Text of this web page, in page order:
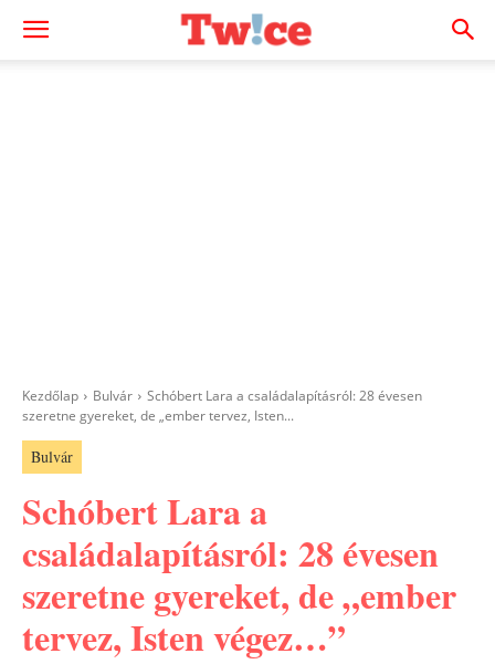
Kezdőlap Bulvár
Schóbert Lara a családalapításról: 28 évesen
szeretne gyereket, de „ember tervez, Isten...
Bulvár
Schóbert Lara a
családalapításról: 28 évesen
szeretne gyereket, de „ember
tervez, Isten végez…”